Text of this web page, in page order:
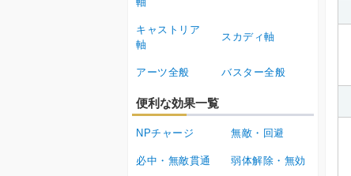
キャストリア
軸
スカディ軸
アーツ全般 バスター全般
便利な効果一覧
NPチャージ 無敵・回避
必中・無敵貫通 弱体解除・無効